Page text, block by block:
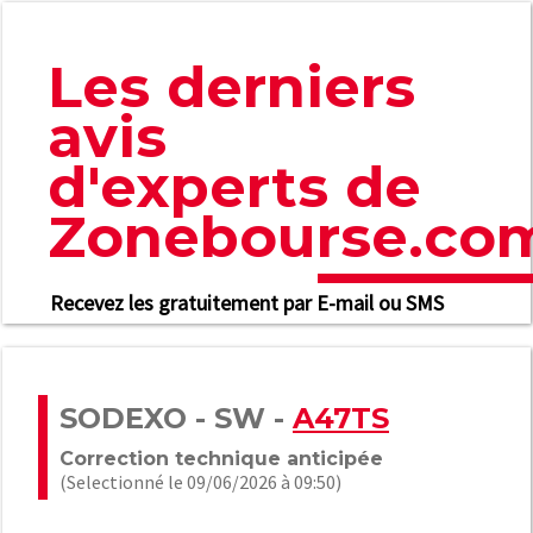
Les derniers
avis
d'experts de
Recevez les gratuitement par E-mail ou SMS
SODEXO - SW - A47TS
Correction technique anticipée
(Selectionné le 09/06/2026 à 09:50)